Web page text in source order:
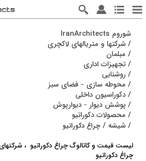
شوروم IranArchitects
/ شرکتها و متریالهای لاکچری
/ مبلمان
/ تجهیزات اداری
/ روشنایی
/ محوطه سازی - فضای سبز
/ دکوراسیون داخلی
/ پوشش دیوار - دیوارپوش
/ محصولات دکوراتیو
/ شیشه / چراغ دکوراتیو
لیست قیمت و کاتالوگ چراغ دکوراتیو ،
چراغ دکوراتیو